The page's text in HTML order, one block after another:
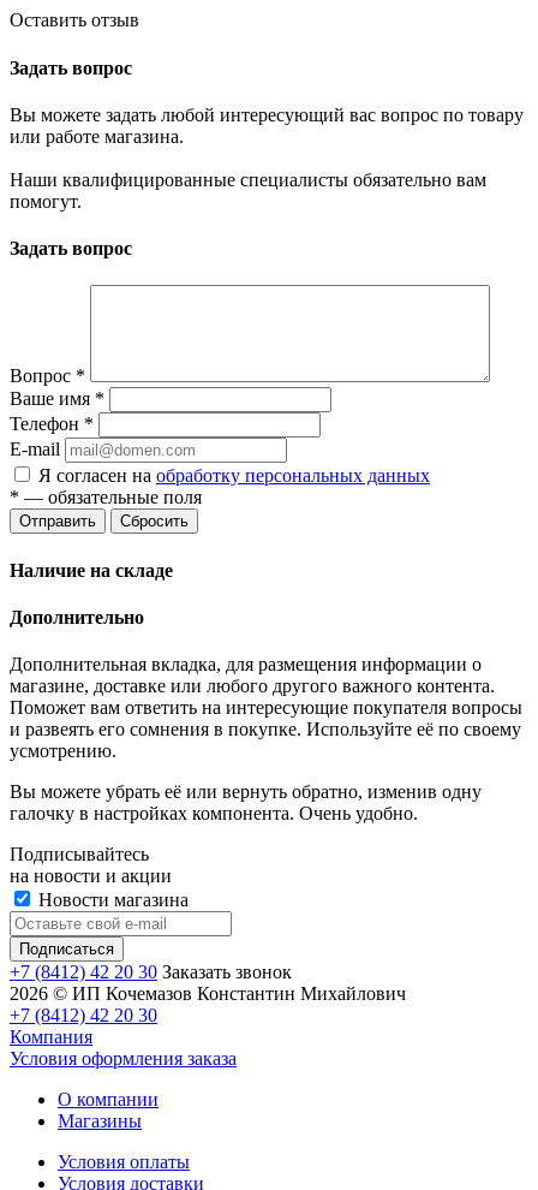
Оставить отзыв
Задать вопрос
Вы можете задать любой интересующий вас вопрос по товару
или работе магазина.
Наши квалифицированные специалисты обязательно вам
помогут.
Задать вопрос
Вопрос *
Ваше имя *
Телефон *
E-mail
Я согласен на обработку персональных данных
* — обязательные поля
Отправить Сбросить
Наличие на складе
Дополнительно
Дополнительная вкладка, для размещения информации о
магазине, доставке или любого другого важного контента.
Поможет вам ответить на интересующие покупателя вопросы
и развеять его сомнения в покупке. Используйте её по своему
усмотрению.
Вы можете убрать её или вернуть обратно, изменив одну
галочку в настройках компонента. Очень удобно.
Подписывайтесь
на новости и акции
Новости магазина
+7 (8412) 42 20 30 Заказать звонок
2026 © ИП Кочемазов Константин Михайлович
+7 (8412) 42 20 30
Компания
Условия оформления заказа
О компании
Магазины
Условия оплаты
Условия доставки